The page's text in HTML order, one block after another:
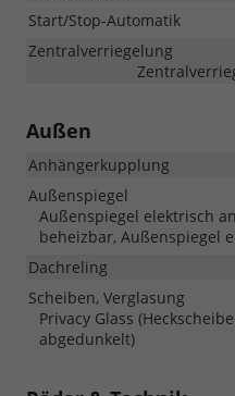
Start/Stop-Automatik
Zentralverriegelung
Außen
Anhängerkupplung
Außenspiegel
Außenspiegel elektrisch
beheizbar, Außenspiegel
Dachreling
Scheiben, Verglasung
Privacy Glass
abgedunkelt)